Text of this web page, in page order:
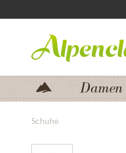
Damen
Schuhe